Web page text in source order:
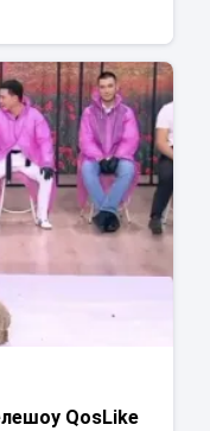
QosLike